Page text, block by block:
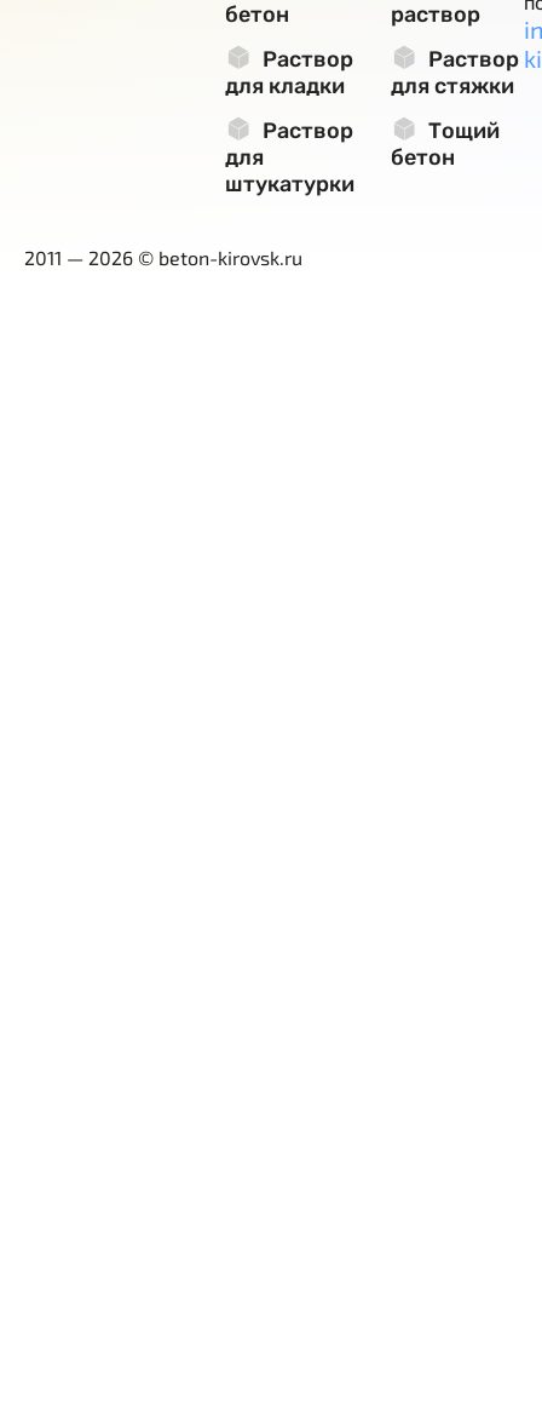
бетон
раствор
Раствор
для кладки
Раствор
для стяжки
Раствор
для
штукатурки
Тощий
бетон
2011 — 2026 © beton-kirovsk.ru